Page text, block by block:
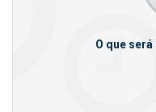
O que